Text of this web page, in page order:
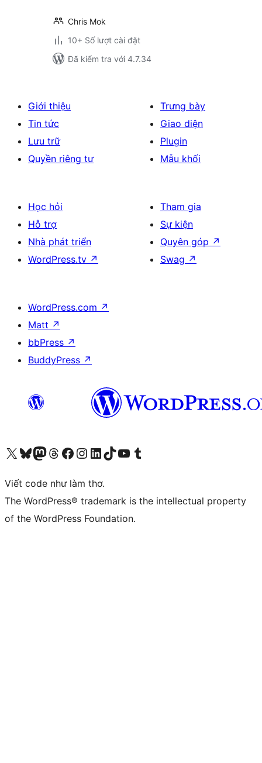
Chris Mok
10+ Số lượt cài đặt
Đã kiểm tra với 4.7.34
Giới thiệu
Tin tức
Lưu trữ
Quyền riêng tư
Trưng bày
Giao diện
Plugin
Mẫu khối
Học hỏi
Hỗ trợ
Nhà phát triển
WordPress.tv ↗
Tham gia
Sự kiện
Quyên góp ↗
Swag ↗
WordPress.com ↗
Matt ↗
bbPress ↗
BuddyPress ↗
Truy cập tài khoản X (trước đây là Twitter) của chúng tôiVisit our Bluesky account
Visit our Mastodon account
Visit our Threads account
Xem trang Facebook của chúng tôiTruy cập tài khoản Instagram của chúng tôiTruy cập tài khoản LinkedIn của chúng tôiVisit our TikTok account
Truy cập kênh YouTube của chúng tôi Visit our Tumblr account
Viết code như làm thơ.
The WordPress® trademark is the intellectual property
of the WordPress Foundation.